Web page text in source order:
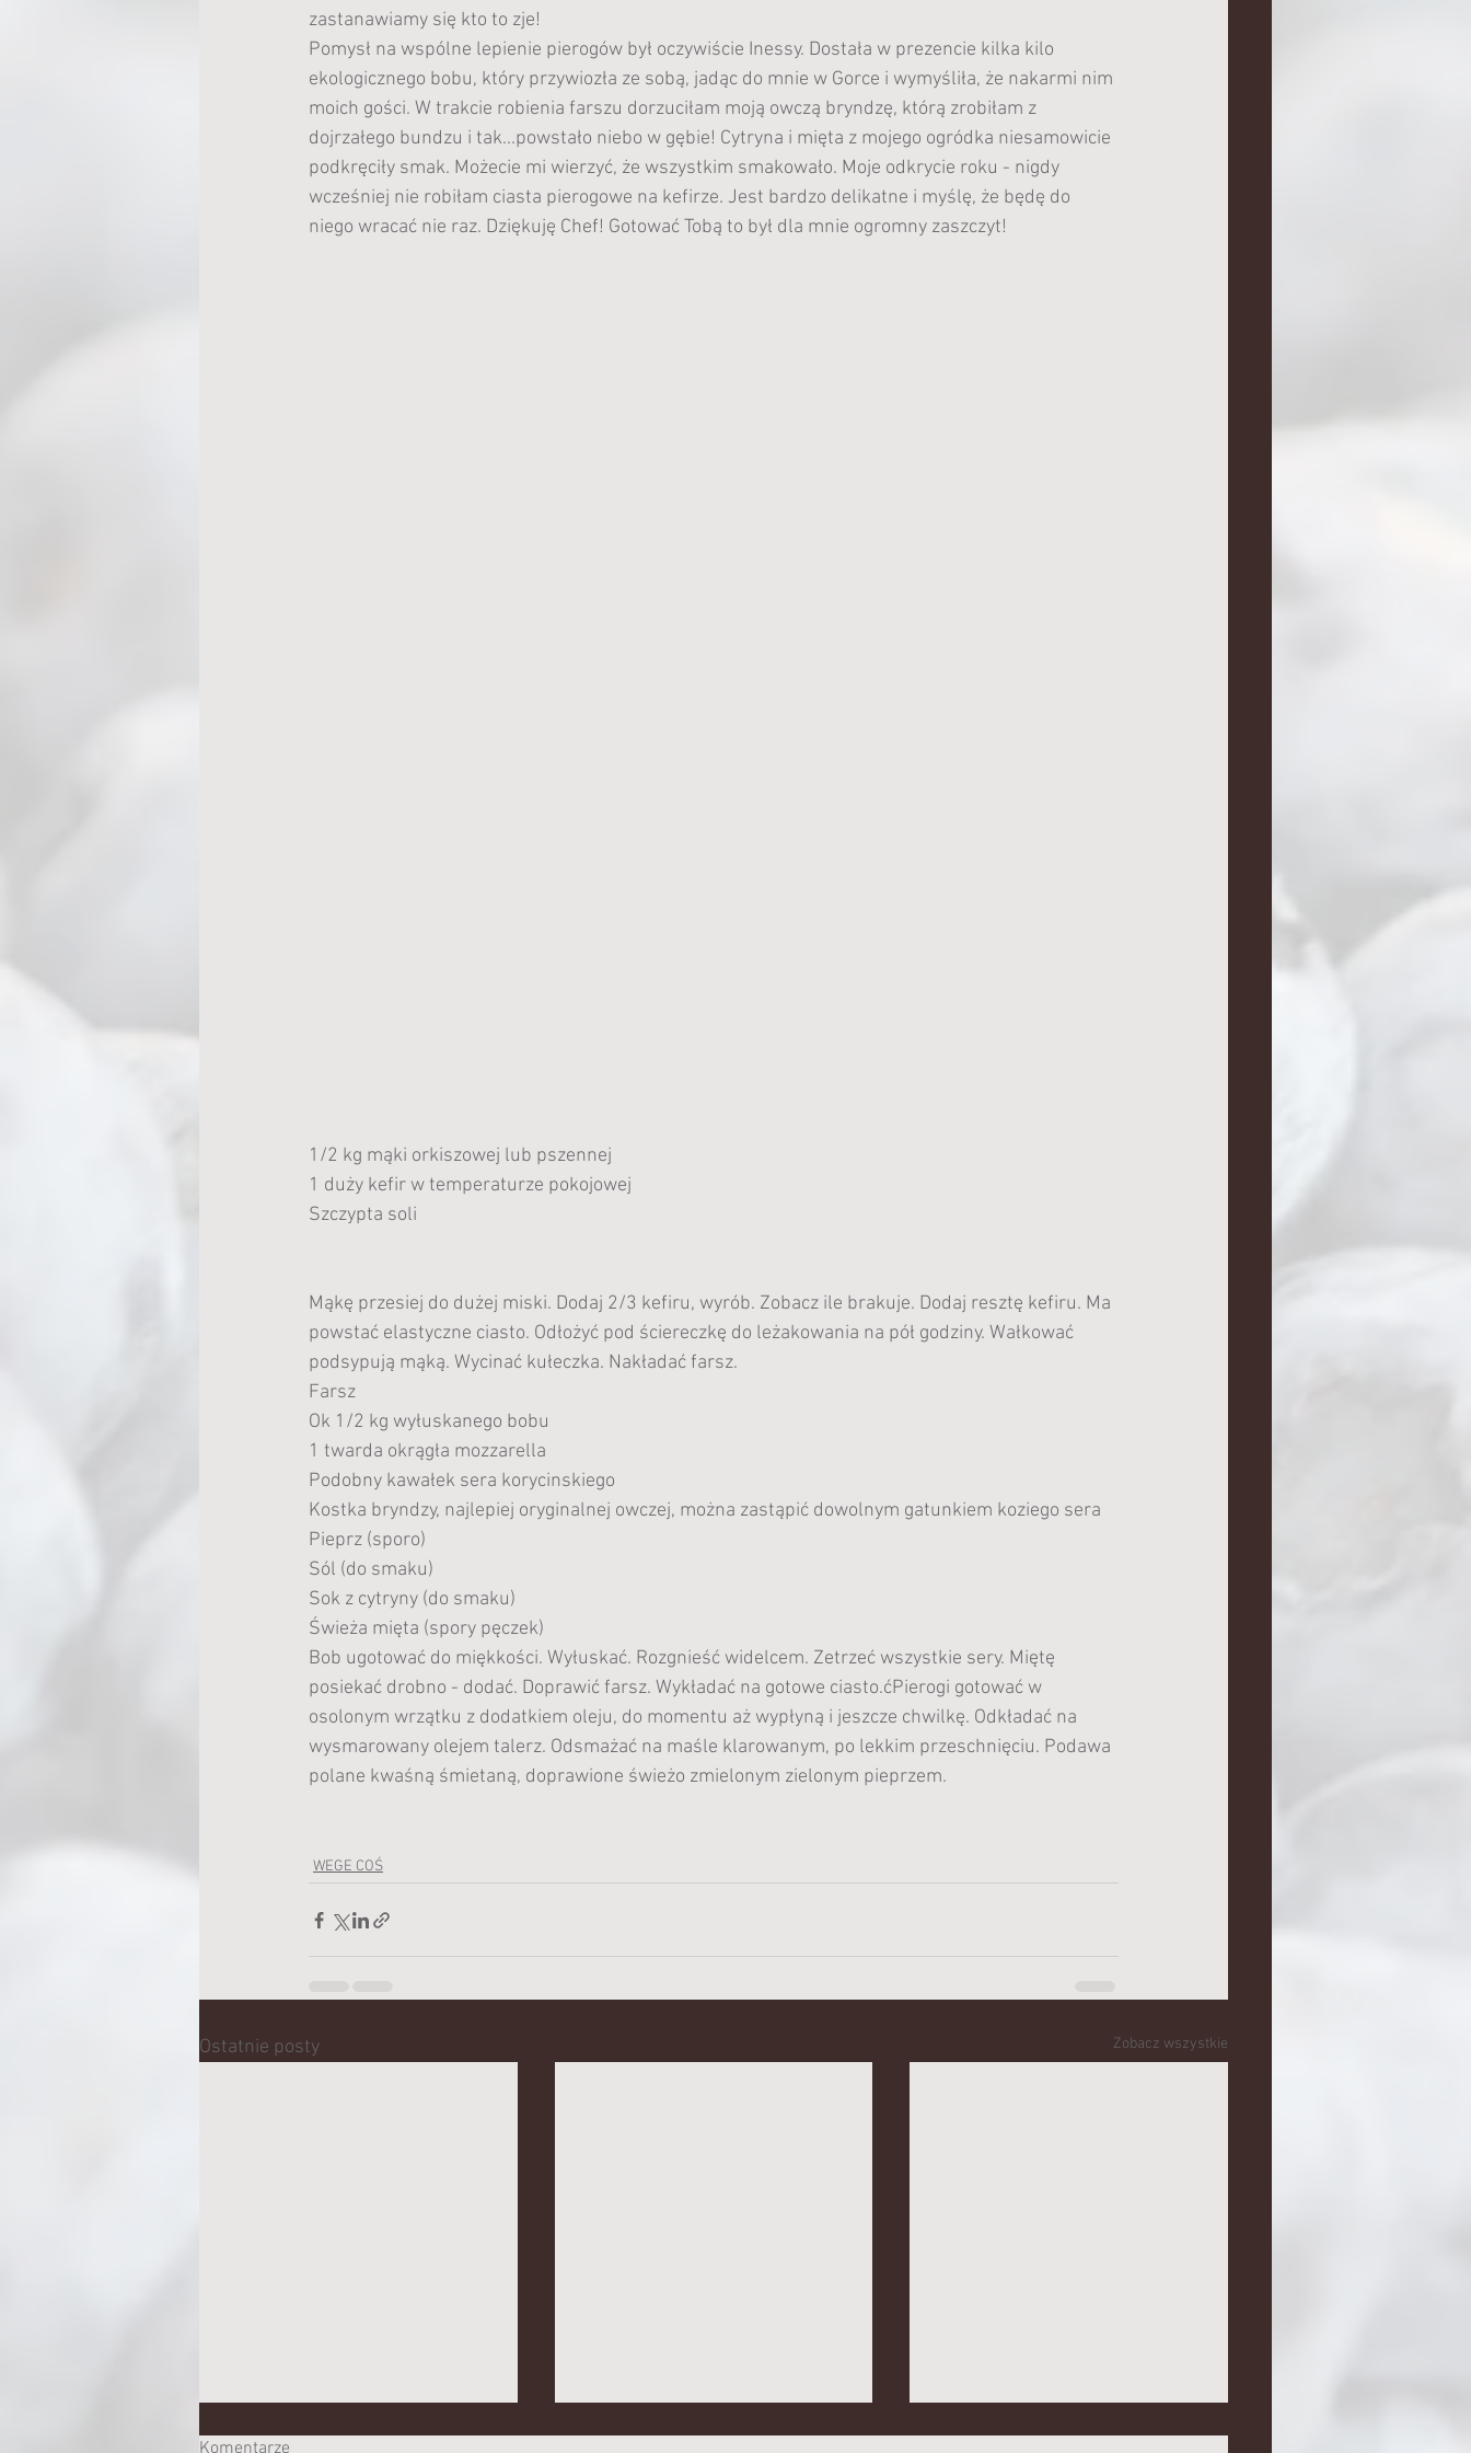
zastanawiamy się kto to zje!
Pomysł na wspólne lepienie pierogów był oczywiście Inessy. Dostała w prezencie kilka kilo
ekologicznego bobu, który przywiozła ze sobą, jadąc do mnie w Gorce i wymyśliła, że nakarmi nim
moich gości. W trakcie robienia farszu dorzuciłam moją owczą bryndzę, którą zrobiłam z
dojrzałego bundzu i tak...powstało niebo w gębie! Cytryna i mięta z mojego ogródka niesamowicie
podkręciły smak. Możecie mi wierzyć, że wszystkim smakowało. Moje odkrycie roku - nigdy
wcześniej nie robiłam ciasta pierogowe na kefirze. Jest bardzo delikatne i myślę, że będę do
niego wracać nie raz. Dziękuję Chef! Gotować Tobą to był dla mnie ogromny zaszczyt!
1/2 kg mąki orkiszowej lub pszennej
1 duży kefir w temperaturze pokojowej
Szczypta soli
Mąkę przesiej do dużej miski. Dodaj 2/3 kefiru, wyrób. Zobacz ile brakuje. Dodaj resztę kefiru. Ma
powstać elastyczne ciasto. Odłożyć pod ściereczkę do leżakowania na pół godziny. Wałkować
podsypują mąką. Wycinać kułeczka. Nakładać farsz.
Farsz
Ok 1/2 kg wyłuskanego bobu
1 twarda okrągła mozzarella
Podobny kawałek sera korycinskiego
Kostka bryndzy, najlepiej oryginalnej owczej, można zastąpić dowolnym gatunkiem koziego sera
Pieprz (sporo)
Sól (do smaku)
Sok z cytryny (do smaku)
Świeża mięta (spory pęczek)
Bob ugotować do miękkości. Wyłuskać. Rozgnieść widelcem. Zetrzeć wszystkie sery. Miętę
posiekać drobno - dodać. Doprawić farsz. Wykładać na gotowe ciasto.ćPierogi gotować w
osolonym wrzątku z dodatkiem oleju, do momentu aż wypłyną i jeszcze chwilkę. Odkładać na
wysmarowany olejem talerz. Odsmażać na maśle klarowanym, po lekkim przeschnięciu. Podawa
polane kwaśną śmietaną, doprawione świeżo zmielonym zielonym pieprzem.
WEGE COŚ
Ostatnie posty Zobacz wszystkie